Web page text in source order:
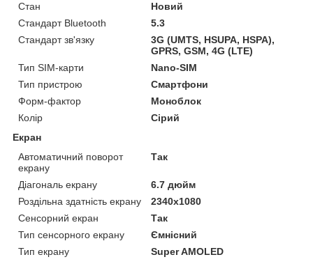
Стан
Новий
Стандарт Bluetooth
5.3
Стандарт зв'язку
3G (UMTS, HSUPA, HSPA),
GPRS, GSM, 4G (LTE)
Тип SIM-карти
Nano-SIM
Тип пристрою
Смартфони
Форм-фактор
Моноблок
Колір
Сірий
Екран
Автоматичний поворот
екрану
Так
Діагональ екрану
6.7 дюйм
Роздільна здатність екрану
2340х1080
Сенсорний екран
Так
Тип сенсорного екрану
Ємнісний
Тип екрану
Super AMOLED